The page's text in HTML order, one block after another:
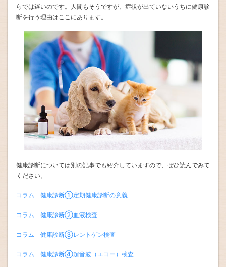
らでは遅いのです。人間もそうですが、症状が出ていないうちに健康診
断を行う理由はここにあります。
健康診断については別の記事でも紹介していますので、ぜひ読んでみて
ください。
コラム 健康診断①定期健康診断の意義
コラム 健康診断②血液検査
コラム 健康診断③レントゲン検査
コラム 健康診断④超音波（エコー）検査